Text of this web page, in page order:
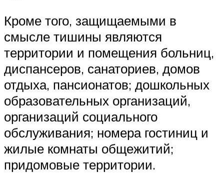
Кроме того, защищаемыми в
смысле тишины являются
территории и помещения больниц,
диспансеров, санаториев, домов
отдыха, пансионатов; дошкольных
образовательных организаций,
организаций социального
обслуживания; номера гостиниц и
жилые комнаты общежитий;
придомовые территории.